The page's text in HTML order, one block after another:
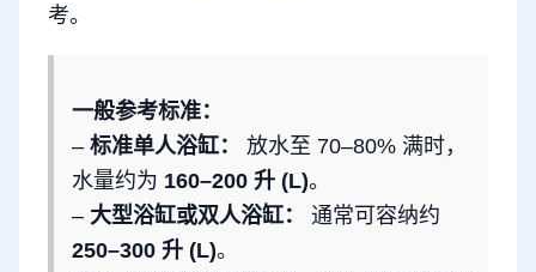
考。
一般参考标准：
– 标准单人浴缸：
放水至 70–80% 满时，
水量约为 160–200 升 (L)。
– 大型浴缸或双人浴缸：
通常可容纳约
250–300 升 (L)。